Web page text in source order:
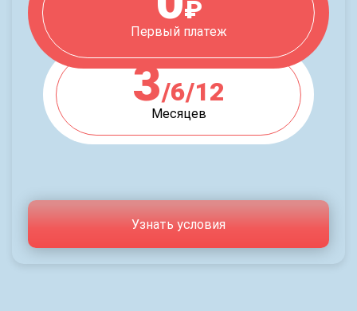
₽
Первый платеж
3/6/12
Месяцев
Узнать условия